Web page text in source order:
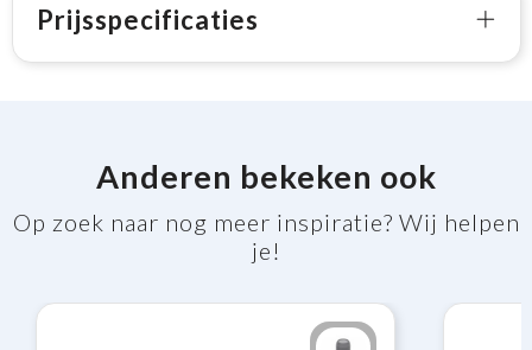
Prijsspecificaties
Anderen bekeken ook
Op zoek naar nog meer inspiratie? Wij helpen
je!